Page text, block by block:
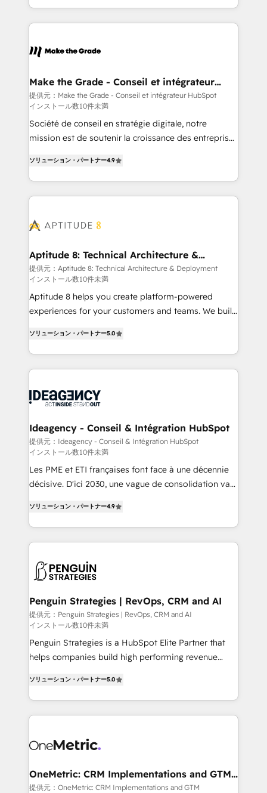
Salesforce: We convert SFDC addicts to HubSpot
evangelists 🧡 Don't pick a marketing or technical
yours. Start winning.
outil et des données partagées • Amélioration de la
collecte et de l’analyse des données pour des
de la productivité des équipes Notre équipe de 30
avec un engagement total, alignant processus
métiers et technologie, et guidant vos équipes à
travers le changement, tout en centrant vos objectifs
d’entreprise. Grâce à une méthodologie éprouvée
auprès de plus de 400 clients, nous comprenons
HubSpot dans votre organisation. Pour toute
question technique ou besoin de structuration de
votre projet HubSpot, contactez notre équipe pour
Make the Grade - Conseil et intégrateur
HubSpot
提供元：Make the Grade - Conseil et intégrateur HubSpot
インストール数10件未満
Société de conseil en stratégie digitale, notre
mission est de soutenir la croissance des entreprises
l'intégration CRM et le développement des revenus
auprès de vos comptes existants. En France et à
l'international, nous travaillons avec des ETI
delà d’une simple transformation digitale et des
➤ L’intégration de CRM et de méthodologie RevOps
pour aligner les équipes marketing, commerciales et
support client (data migration, synchronisation API,
audit et maintenance) ➤ La création de sites internet
de conversion qui transforment les visiteurs en
stratégies d'acquisition marketing (SEO, SEA,
inbound, automatisation marketing, ABM, IA,
emailing) Informations clés : - 10 ans d'expérience -
experts conseil - 150 certifications HubSpot
ソリューション・パートナー4.9
Aptitude 8: Technical Architecture &
Deployment
提供元：Aptitude 8: Technical Architecture & Deployment
インストール数10件未満
Aptitude 8 helps you create platform-powered
experiences for your customers and teams. We build
across your entire tech stack. Aptitude 8 is trusted
by top brands such as Lenovo, Bluetooth,
International Sports Sciences Association, SXSW,
Randstad, Uber Freight, and HubSpot itself. We have
partner and expertise across operational strategy,
business-first process building, system integration,
custom development, and extensibility. When you
work with Aptitude 8, you get a team – not an
individual – with embedded consulting, strategy,
100% US-based, FTE team members. We offer
project-based and managed services engagements
that include new HubSpot implementations,
integration, extensibility, custom development, and
ongoing RevOps support.
ソリューション・パートナー5.0
Ideagency - Conseil & Intégration HubSpot
提供元：Ideagency - Conseil & Intégration HubSpot
インストール数10件未満
Les PME et ETI françaises font face à une décennie
décisive. D'ici 2030, une vague de consolidation va
entreprises qui auront réussi leur transformation. Le
problème ? 58% des dirigeants savent que l'IA est
vitale pour leur survie. Mais 57% n'ont aucune
données. C'est le paradoxe français : conscience
Augmentée. Ce n'est pas une entreprise qui utilise
l'IA. C'est une organisation qui a réussi la symbiose
entre l'expertise humaine et l'intelligence artificielle.
Pas pour remplacer l'humain, mais pour l'augmenter.
Chez Ideagency, nous accompagnons cette
données unifiées, des processus alignés. Ensuite
l'augmentation : l'IA là où elle crée de la valeur. Et
surtout : l'humain qui reste au centre. Parce que la
Stand Out.
ソリューション・パートナー4.9
Penguin Strategies | RevOps, CRM and AI
提供元：Penguin Strategies | RevOps, CRM and AI
インストール数10件未満
Penguin Strategies is a HubSpot Elite Partner that
helps companies build high performing revenue
system environments and global SaaS or
manufacturing teams. Trusted by leading enterprises
and fast growing scale ups including Sony, Rapyd,
Design Automation and Uptive. 📊 RevOps & data
integrations 🤖 AI workflows & enrichment 📘 Team
enablement & company-wide adoption We create
ソリューション・パートナー5.0
OneMetric: CRM Implementations and GTM
engineering
提供元：OneMetric: CRM Implementations and GTM